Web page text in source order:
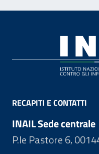
RECAPITI E CONTATTI
INAIL Sede centrale
P.le Pastore 6,